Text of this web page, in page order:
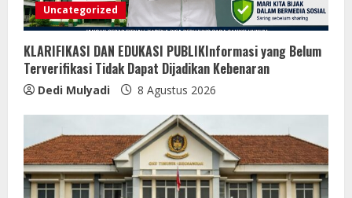
Uncategorized
KLARIFIKASI DAN EDUKASI PUBLIKInformasi yang Belum
Terverifikasi Tidak Dapat Dijadikan Kebenaran
Dedi Mulyadi 8 Agustus 2026